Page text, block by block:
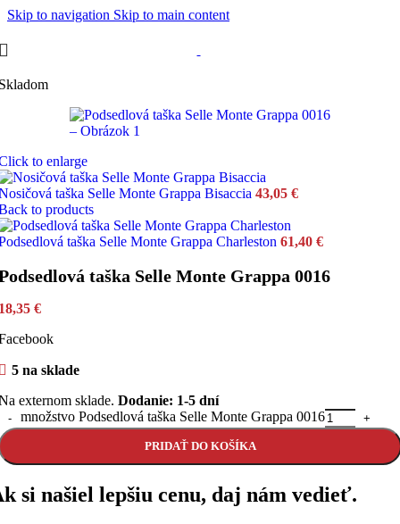
Skip to navigation Skip to main content
to enlarge
taška Selle Monte Grappa Bisaccia 43,05 €
to products
taška Selle Monte Grappa Charleston 61,40 €
taška Selle Monte Grappa 0016
€
5 na sklade
externom sklade. Dodanie: 1-5 dní
množstvo Podsedlová taška Selle Monte Grappa 0016
PRIDAŤ DO KOŠÍKA
si našiel lepšiu cenu, daj nám vedieť.